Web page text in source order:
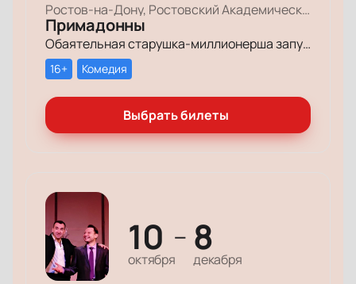
Ростов-на-Дону, Ростовский Академический Театр Драмы, Большая сцена
Примадонны
Обаятельная старушка-миллионерша запускает грандиозный поиск своих долгопотерянных племянниц, чтобы открыть им двери в мир богатства и оставить в наследство свои миллионы.
16+ Комедия
Выбрать билеты
10
октября
— 8
декабря